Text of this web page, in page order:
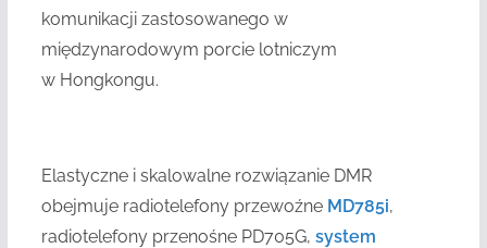
komunikacji zastosowanego w
międzynarodowym porcie lotniczym
w Hongkongu.
Elastyczne i skalowalne rozwiązanie DMR
obejmuje radiotelefony przewoźne MD785i,
radiotelefony przenośne PD705G, system